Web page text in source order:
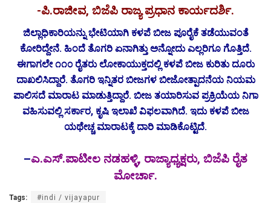
-ಪಿ.ರಾಜೀವ, ಬಿಜೆಪಿ ರಾಜ್ಯ ಪ್ರಧಾನ ಕಾರ್ಯದರ್ಶಿ.
ಜಿಲ್ಲಾಧಿಕಾರಿಯನ್ನು ಭೇಟಿಯಾಗಿ ಕಳಪೆ ಬೀಜ ಪೂರೈಕೆ ತಡೆಯುವಂತೆ
ಕೋರಿದ್ದೇನೆ. ಹಿಂದೆ ತೊಗರಿ ಏನಾಗಿತ್ತು ಅನ್ನೋದು ಎಲ್ಲರಿಗೂ ಗೊತ್ತಿದೆ.
ಈಗಾಗಲೇ ೧೧೦ ರೈತರು ಲೋಕಾಯುಕ್ತದಲ್ಲಿ ಕಳಪೆ ಬೀಜ ಕುರಿತು ದೂರು
ದಾಖಲಿಸಿದ್ದಾರೆ. ತೊಗರಿ ಇನ್ನಿತರ ಬೀಜಗಳ ಬೀಜೋತ್ಪಾದನೆಯ ನಿಯಮ
ಪಾಲಿಸದೆ ಮಾರಾಟ ಮಾಡುತ್ತಿದ್ದಾರೆ. ಬೀಜ ತಯಾರಿಸುವ ಪ್ರಕ್ರಿಯೆಯ ನಿಗಾ
ವಹಿಸುವಲ್ಲಿ ಸರ್ಕಾರ, ಕೃಷಿ ಇಲಾಖೆ ವಿಫಲವಾಗಿದೆ. ಇದು ಕಳಪೆ ಬೀಜ
ಯಥೇಚ್ಚ ಮಾರಾಟಕ್ಕೆ ದಾರಿ ಮಾಡಿಕೊಟ್ಟಿದೆ.
–ಎ.ಎಸ್.ಪಾಟೀಲ ನಡಹಳ್ಳಿ, ರಾಜ್ಯಾಧ್ಯಕ್ಷರು, ಬಿಜೆಪಿ ರೈತ
ಮೋರ್ಚಾ.
Tags: #indi / vijayapur